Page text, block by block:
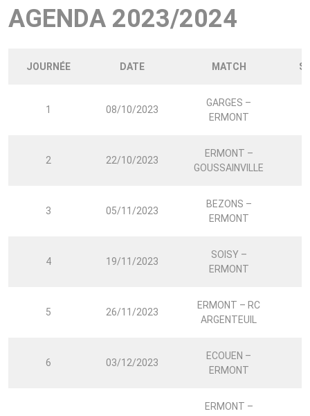
AGENDA 2023/2024
JOURNÉE DATE MATCH
1 08/10/2023
GARGES –
ERMONT
2 22/10/2023
ERMONT –
GOUSSAINVILLE
3 05/11/2023
BEZONS –
ERMONT
4 19/11/2023
SOISY –
ERMONT
5 26/11/2023
ERMONT – RC
ARGENTEUIL
6 03/12/2023
ECOUEN –
ERMONT
ERMONT –